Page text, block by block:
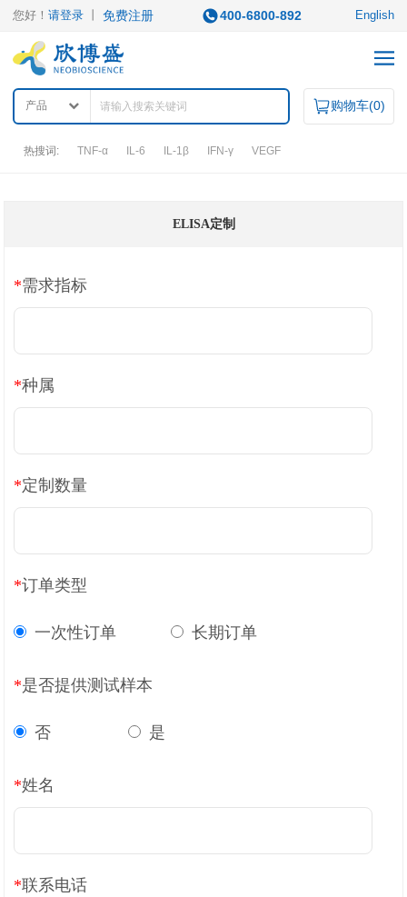
您好！请登录 丨免费注册 400-6800-892 English
产品 购物车(0)
热搜词: TNF-α IL-6 IL-1β IFN-γ VEGF
ELISA试剂盒
研究领域
干细胞与再生医学 免疫学 微生物学 神经科学
细胞生物学
ELISA定制
Luminex®多因子检测服务
文献引用
活动促销
促销活动
服务支持
ELISA定制
*需求指标
*种属
*定制数量
*订单类型
一次性订单 长期订单
*是否提供测试样本
否 是
*姓名
*联系电话